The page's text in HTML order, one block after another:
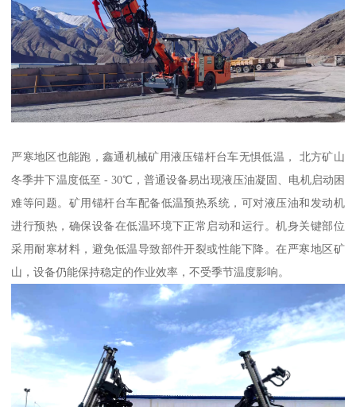
严寒地区也能跑，鑫通机械矿用液压锚杆台车无惧低温， 北方矿山
冬季井下温度低至 - 30℃，普通设备易出现液压油凝固、电机启动困
难等问题。矿用锚杆台车配备低温预热系统，可对液压油和发动机
进行预热，确保设备在低温环境下正常启动和运行。机身关键部位
采用耐寒材料，避免低温导致部件开裂或性能下降。在严寒地区矿
山，设备仍能保持稳定的作业效率，不受季节温度影响。